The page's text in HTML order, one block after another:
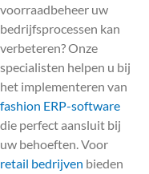
voorraadbeheer uw
bedrijfsprocessen kan
verbeteren? Onze
specialisten helpen u bij
het implementeren van
fashion ERP-software
die perfect aansluit bij
uw behoeften. Voor
retail bedrijven bieden